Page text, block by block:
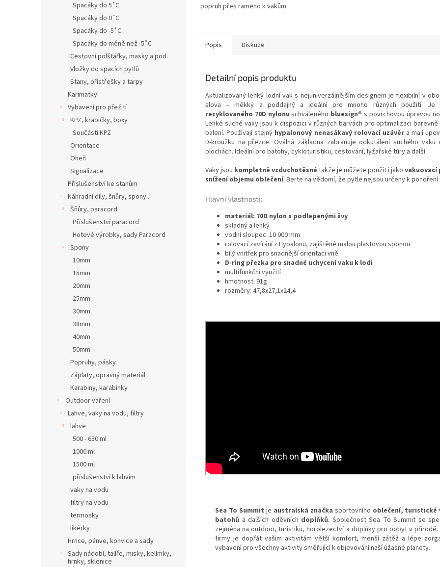
Spacáky do 5˚C
Spacáky do 0˚C
Spacáky do -5˚C
Spacáky do méně než -5˚C
Cestovní polštářky, masky a pod.
Vložky do spacích pytlů
Stany, přístřešky a tarpy
Karimatky
Vybavení pro přežití
KPZ, krabičky, boxy
Součásti KPZ
Orientace
Oheň
Signalizace
Příslušenství ke stanům
Náhradní díly, šnůry, spony...
Šňůry, paracord
Příslušenství paracord
Hotové výrobky, sady Paracord
Spony
10mm
15mm
20mm
25mm
30mm
38mm
40mm
50mm
Popruhy, pásky
Záplaty, opravný materiál
Karabiny, karabinky
Outdoor vaření
Lahve, vaky na vodu, filtry
lahve
500 - 650 ml
1000 ml
1500 ml
příslušenství k lahvím
vaky na vodu
filtry na vodu
termosky
likérky
Hrnce, pánve, konvice a sady
Sady nádobí, talíře, misky, kelímky,
hrnky, sklenice
popruh přes rameno k vakům
Popis Diskuze
Detailní popis produktu
Aktualizovaný lehký lodní vak s nejuniverzálnějším designem je flexibilní v
slova – měkký a poddajný a ideální pro mnoho různých použití. Je
recyklovaného 70D nylonu schváleného bluesign® s povrchovou úpravou
Lehké suché vaky jsou k dispozici v různých barvách pro optimalizaci
balení. Používají stejný hypalonový nenasákavý rolovací uzávěra mají
D-kroužku na přezce. Oválná základna zabraňuje odkutálení suchého vaku
plochách. Ideální pro batohy, cykloturistiku, cestování, lyžařské túry a další.
Vaky jsou kompletně vzduchotěsné takže je můžete použít i jako vakuovací
snížení objemu oblečení. Berte na vědomí, že pytle nejsou určeny k ponoření
Hlavní vlastnosti:
materiál: 70D nylon s podlepenými švy
skladný a lehký
vodní sloupec: 10 000 mm
rolovací zavírání z Hypalonu, zajištěné malou plastovou sponou
bílý vnitřek pro snadnější orientaci vně
D-ring přezka pro snadné uchycení vaku k lodi
multifunkční využití
hmotnost: 91g
rozměry: 47,8x27,1x24,4
Sea To Summit je australská značka sportovního oblečení, turistické
batohů a dalších oděvních doplňků. Společnost Sea To Summit se
zejména na outdoor, turistiku, horolezectví a doplňky pro pobyt v
firmy je dopřát vašim aktivitám větší komfort, menší zátěž a lépe
vybavení pro všechny aktivity směřující k objevování naší úžasné planety.